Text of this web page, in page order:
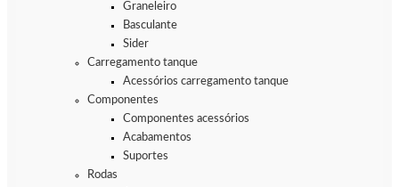
Graneleiro
Basculante
Sider
Carregamento tanque
Acessórios carregamento tanque
Componentes
Componentes acessórios
Acabamentos
Suportes
Rodas